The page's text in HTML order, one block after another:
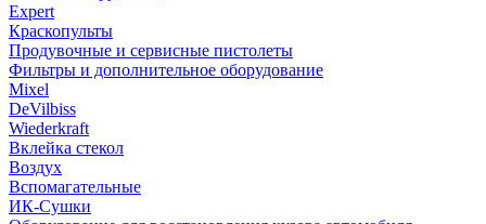
Expert
Краскопульты
Продувочные и сервисные пистолеты
Фильтры и дополнительное оборудование
Mixel
DeVilbiss
Wiederkraft
Вклейка стекол
Воздух
Вспомагательные
ИК-Сушки